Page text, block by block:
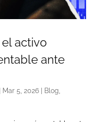
activo
ante
Mar 5, 2026| Blog